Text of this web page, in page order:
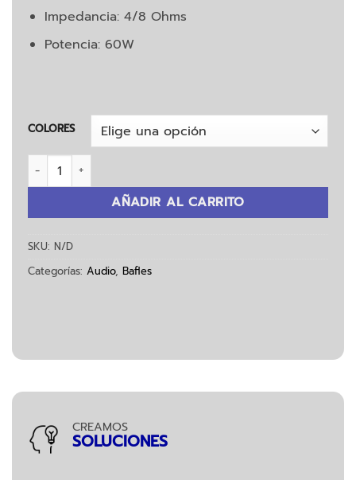
Impedancia: 4/8 Ohms
Potencia: 60W
COLORES
Parlante Woofer S-1204 cantidad
AÑADIR AL CARRITO
SKU: N/D
Categorías: Audio, Bafles
CREAMOS
SOLUCIONES